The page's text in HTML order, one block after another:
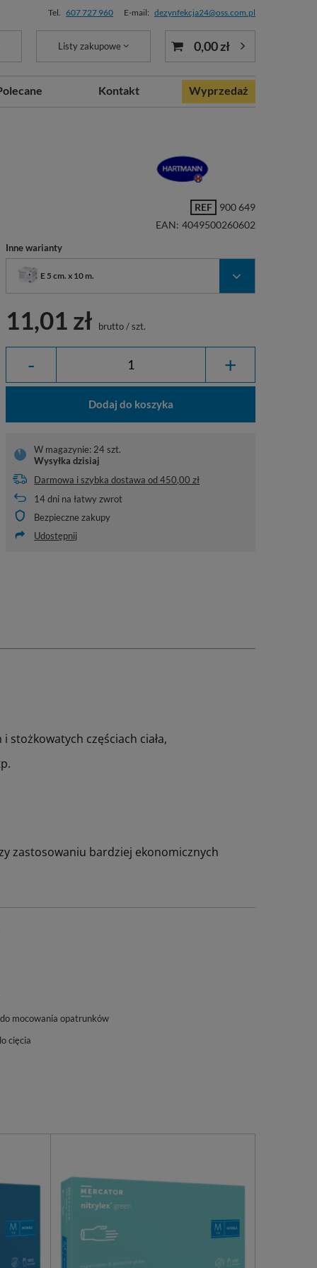
Tel. 607 727 960 E-mail: dezynfekcja24@oss.com.pl
Listy zakupowe 0,00 zł
Kontakt Wyprzedaż
REF
900 649
EAN: 4049500260602
Inne warianty
E 5 cm. x 10 m.
11,01 zł brutto/szt.
- +
Dodaj do koszyka
W magazynie: 24 szt.
Wysyłkadzisiaj
Darmowa i szybka dostawa od450,00 zł
14dni na łatwy zwrot
Bezpieczne zakupy
Udostępnij
częś­ciach ciała,
zastosowaniu bardziej ekonomicznych
mocowania opatrunków
cięcia